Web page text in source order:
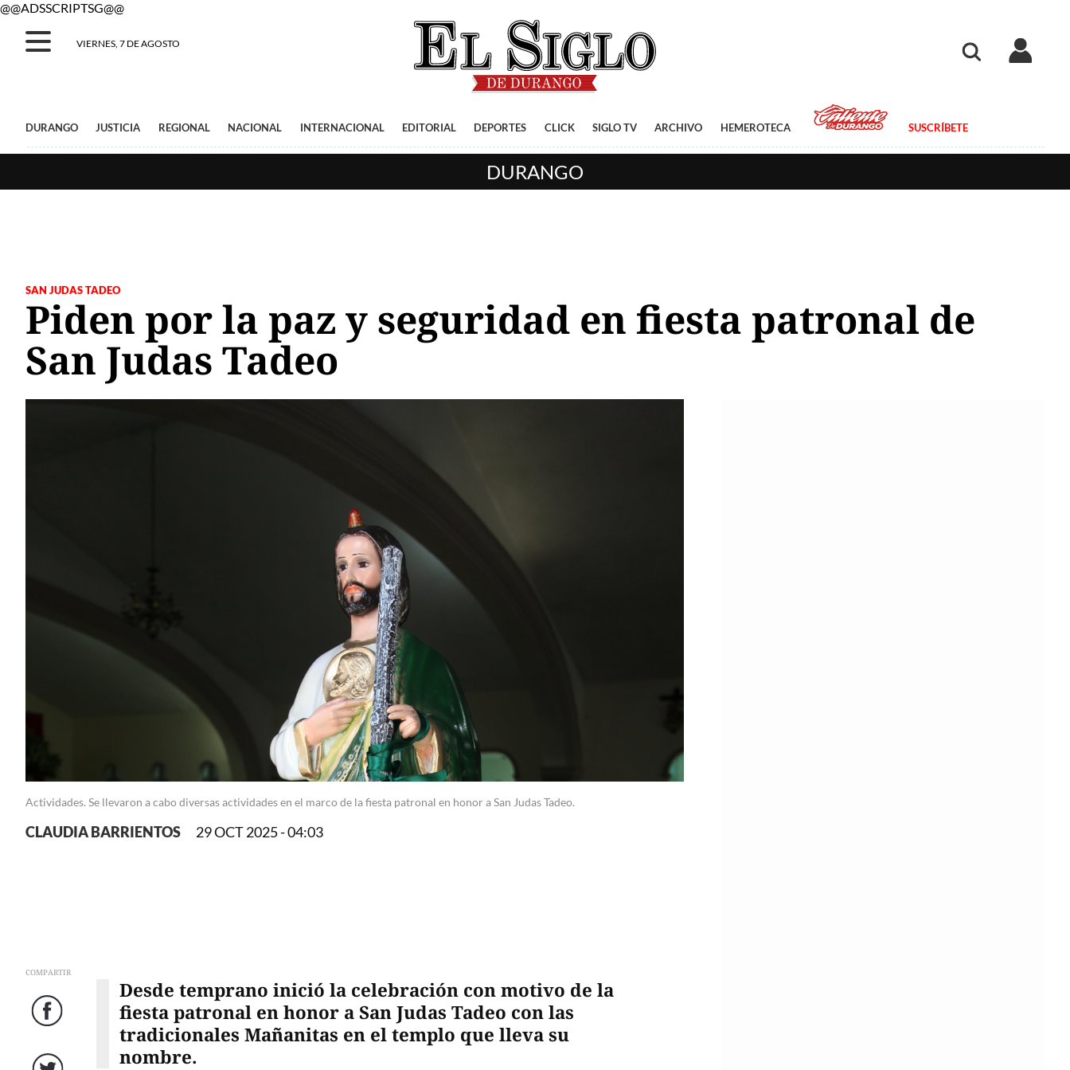
@@ADSSCRIPTSG@@
VIERNES, 7 DE AGOSTO
DURANGO JUSTICIA REGIONAL NACIONAL INTERNACIONAL EDITORIAL DEPORTES CLICK SIGLO TV ARCHIVO HEMEROTECA SUSCRÍBETE
DURANGO
SAN JUDAS TADEO
Piden por la paz y seguridad en fiesta patronal de
San Judas Tadeo
Actividades. Se llevaron a cabo diversas actividades en el marco de la fiesta patronal en honor a San Judas Tadeo.
CLAUDIA BARRIENTOS 29 OCT 2025 - 04:03
COMPARTIR
Facebook
Desde temprano inició la celebración con motivo de la
fiesta patronal en honor a San Judas Tadeo con las
tradicionales Mañanitas en el templo que lleva su
nombre.